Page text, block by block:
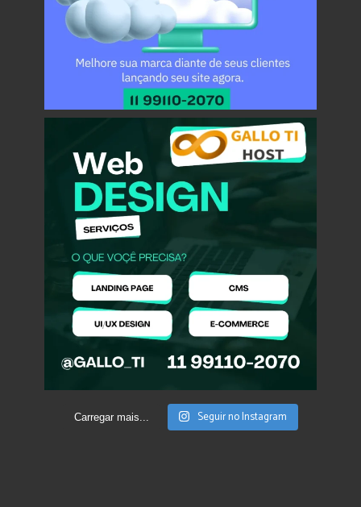
Carregar mais... Seguir no Instagram